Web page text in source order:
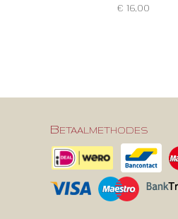
€ 16,00
Betaalmethodes